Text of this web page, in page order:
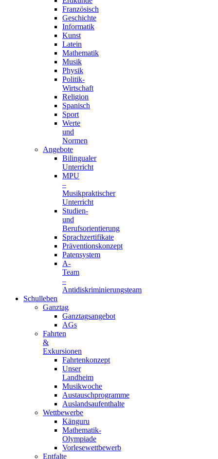
Französisch
Geschichte
Informatik
Kunst
Latein
Mathematik
Musik
Physik
Politik-
Wirtschaft
Religion
Spanisch
Sport
Werte
und
Normen
Angebote
Bilingualer
Unterricht
MPU
–
Musikpraktischer
Unterricht
Studien-
und
Berufsorientierung
Sprachzertifikate
Präventionskonzept
Patensystem
A-
Team
–
Antidiskriminierungsteam
Schulleben
Ganztag
Ganztagsangebot
AGs
Fahrten
&
Exkursionen
Fahrtenkonzept
Unser
Landheim
Musikwoche
Austauschprogramme
Auslandsaufenthalte
Wettbewerbe
Känguru
Mathematik-
Olympiade
Vorlesewettbewerb
Entfalte